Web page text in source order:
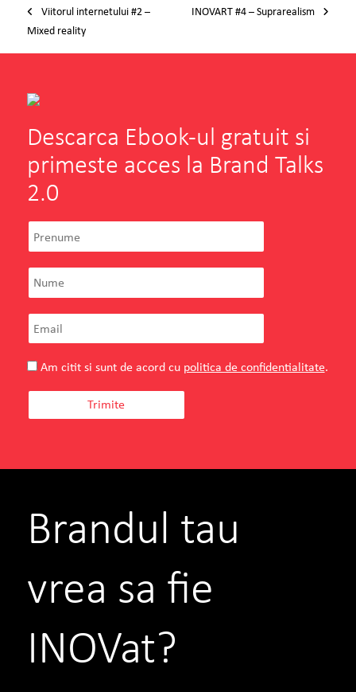
Viitorul internetului #2 –
Mixed reality
INOVART #4 – Suprarealism
Descarca Ebook-ul gratuit si
primeste acces la Brand Talks
2.0
Am citit si sunt de acord cu politica de confidentialitate.
Brandul tau
vrea sa fie
INOVat?